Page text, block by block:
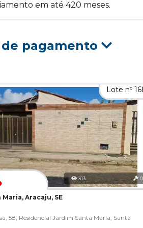
em até 420 meses.
pagamento
Lote nº
313 0
Maria, Aracaju, SE
58, Residencial Jardim Santa Maria, Santa